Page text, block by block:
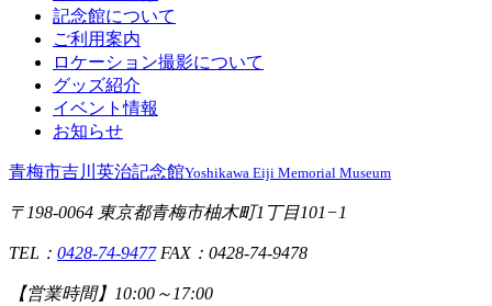
記念館について
ご利用案内
ロケーション撮影について
グッズ紹介
イベント情報
お知らせ
青梅市吉川英治記念館Yoshikawa Eiji Memorial Museum
〒198-0064 東京都青梅市柚木町1丁目101−1
TEL： 0428-74-9477FAX：0428-74-9478
【営業時間】 10:00～17:00